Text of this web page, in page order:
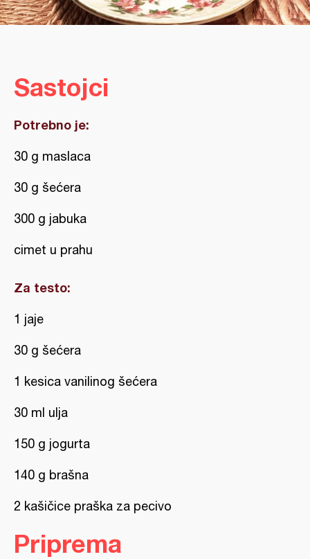
Sastojci
Potrebno je:
30 g maslaca
30 g šećera
300 g jabuka
cimet u prahu
Za testo:
1 jaje
30 g šećera
1 kesica vanilinog šećera
30 ml ulja
150 g jogurta
140 g brašna
2 kašičice praška za pecivo
Priprema